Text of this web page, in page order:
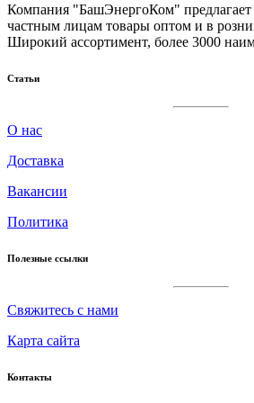
Компания "БашЭнергоКом" предлагает
частным лицам товары оптом и в
Широкий ассортимент, более 3000
Статьи
О нас
Доставка
Вакансии
Политика
Полезные ссылки
Cвяжитесь с нами
Карта сайта
Контакты